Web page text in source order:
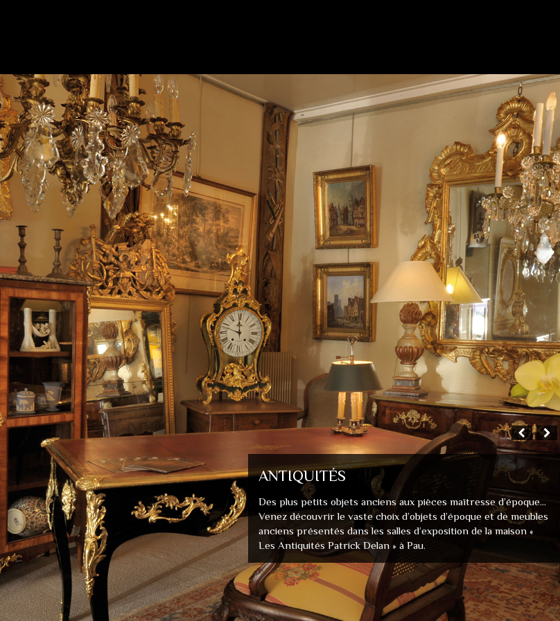
ANTIQUITÉS
Des plus petits objets anciens aux pièces maîtresse d’époque...
Venez découvrir le vaste choix d’objets d’époque et de meubles
anciens présentés dans les salles d’exposition de la maison «
Les Antiquités Patrick Delan » à Pau.